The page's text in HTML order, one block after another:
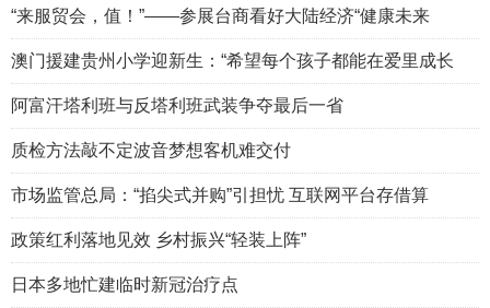
“来服贸会，值！”——参展台商看好大陆经济“健康未来
澳门援建贵州小学迎新生：“希望每个孩子都能在爱里成长
阿富汗塔利班与反塔利班武装争夺最后一省
质检方法敲不定波音梦想客机难交付
市场监管总局：“掐尖式并购”引担忧 互联网平台存借算
政策红利落地见效 乡村振兴“轻装上阵”
日本多地忙建临时新冠治疗点